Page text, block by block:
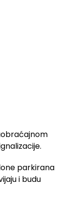
parkirana
i budu